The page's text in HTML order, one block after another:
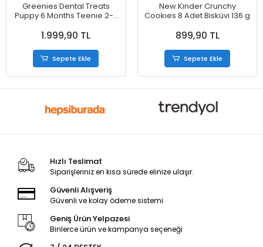
Greenies Dental Treats
Puppy 6 Months Teenıe 2-7
Ödülü 22 Adet
1.999,90 TL
Sepete Ekle
New Kinder Crunchy
Cookıes 8 Adet Bisküvi 136 g
899,90 TL
Sepete Ekle
Hızlı Teslimat
Siparişleriniz en kısa sürede elinize ulaşır.
Güvenli Alışveriş
Güvenli ve kolay ödeme sistemi
Geniş Ürün Yelpazesi
Binlerce ürün ve kampanya seçeneği